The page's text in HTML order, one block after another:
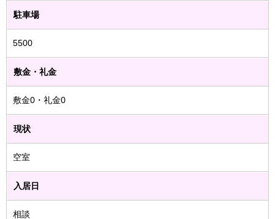
駐車場
5500
敷金・礼金
敷金0・礼金0
現状
空室
入居日
相談